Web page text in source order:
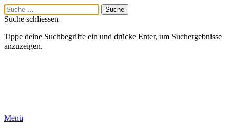
Suche schliessen
Tippe deine Suchbegriffe ein und drücke Enter, um Suchergebnisse
anzuzeigen.
Menü